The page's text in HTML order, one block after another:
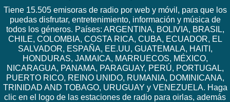
Tiene 15.505 emisoras de radio por web y móvil, para que los
puedas disfrutar, entretenimiento, información y música de
todos los géneros. Países: ARGENTINA, BOLIVIA, BRASIL,
CHILE, COLOMBIA, COSTA RICA, CUBA, ECUADOR, EL
SALVADOR, ESPAÑA, EE.UU, GUATEMALA, HAITI,
HONDURAS, JAMAICA, MARRUECOS, MÉXICO,
NICARAGUA, PANAMA, PARAGUAY, PERÚ, PORTUGAL,
PUERTO RICO, REINO UNIDO, RUMANIA, DOMINICANA,
TRINIDAD AND TOBAGO, URUGUAY y VENEZUELA. Haga
clic en el logo de las estaciones de radio para oirlas, además